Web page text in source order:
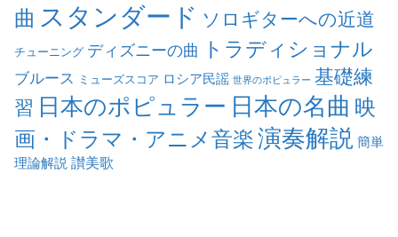
曲 スタンダード ソロギターへの近道
チューニング ディズニーの曲 トラディショナル
ブルース ミューズスコア ロシア民謡 世界のポピュラー 基礎練
習 日本のポピュラー 日本の名曲 映
画・ドラマ・アニメ音楽演奏解説 簡単
理論解説 讃美歌